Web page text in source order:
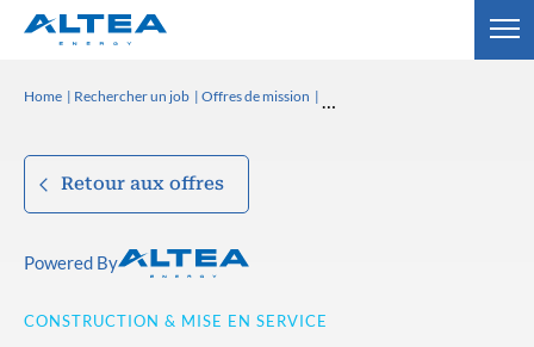
Home Rechercher un job Offres de mission
Retour aux offres
Powered By
CONSTRUCTION & MISE EN SERVICE